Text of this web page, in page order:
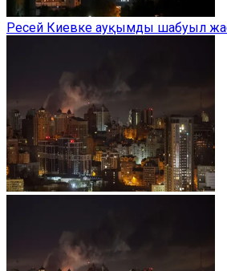
Ресей Киевке ауқымды шабуыл